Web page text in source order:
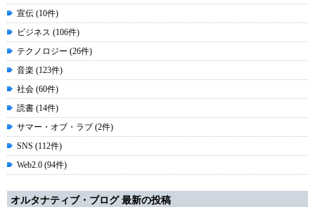
宣伝 (10件)
ビジネス (106件)
テクノロジー (26件)
音楽 (123件)
社会 (60件)
読書 (14件)
サマー・オブ・ラブ (2件)
SNS (112件)
Web2.0 (94件)
オルタナティブ・ブログ 最新の投稿